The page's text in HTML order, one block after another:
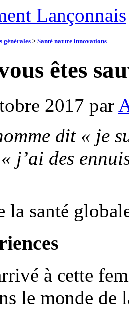
Lançonnais
générales > Santé nature innovations
êtes
2017 par
dit « je
j’ai des
la santé
à cette
le monde de